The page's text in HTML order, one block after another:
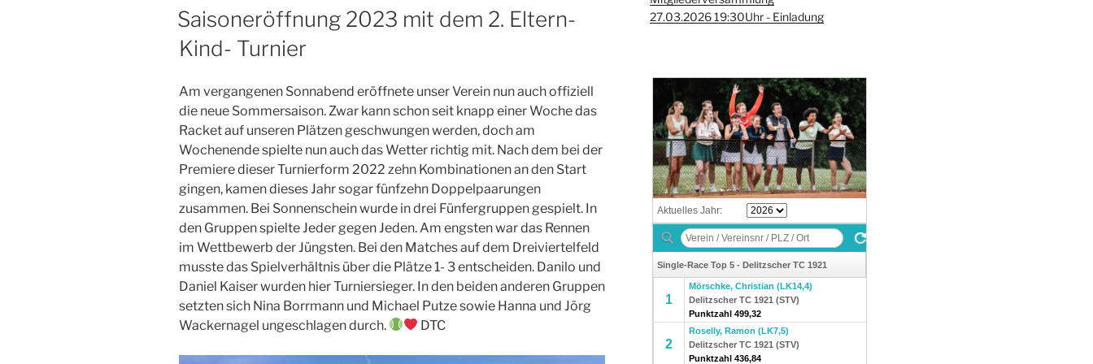
AM
Saisoneröffnung 2023 mit dem 2. Eltern-
Kind- Turnier
Am vergangenen Sonnabend eröffnete unser Verein nun auch offiziell
die neue Sommersaison. Zwar kann schon seit knapp einer Woche das
Racket auf unseren Plätzen geschwungen werden, doch am
Wochenende spielte nun auch das Wetter richtig mit. Nach dem bei der
Premiere dieser Turnierform 2022 zehn Kombinationen an den Start
gingen, kamen dieses Jahr sogar fünfzehn Doppelpaarungen
zusammen. Bei Sonnenschein wurde in drei Fünfergruppen gespielt. In
den Gruppen spielte Jeder gegen Jeden. Am engsten war das Rennen
im Wettbewerb der Jüngsten. Bei den Matches auf dem Dreiviertelfeld
musste das Spielverhältnis über die Plätze 1- 3 entscheiden. Danilo und
Daniel Kaiser wurden hier Turniersieger. In den beiden anderen Gruppen
setzten sich Nina Borrmann und Michael Putze sowie Hanna und Jörg
Wackernagel ungeschlagen durch.
DTC
27.03.2026 19:30Uhr - Einladung